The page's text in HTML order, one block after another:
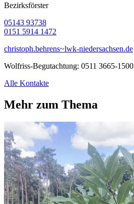
Bezirksförster
05143 93738
0151 5914 1472
christoph.behrens~lwk-niedersachsen.de
Wolfriss-Begutachtung: 0511 3665-1500
Alle Kontakte
Mehr zum Thema